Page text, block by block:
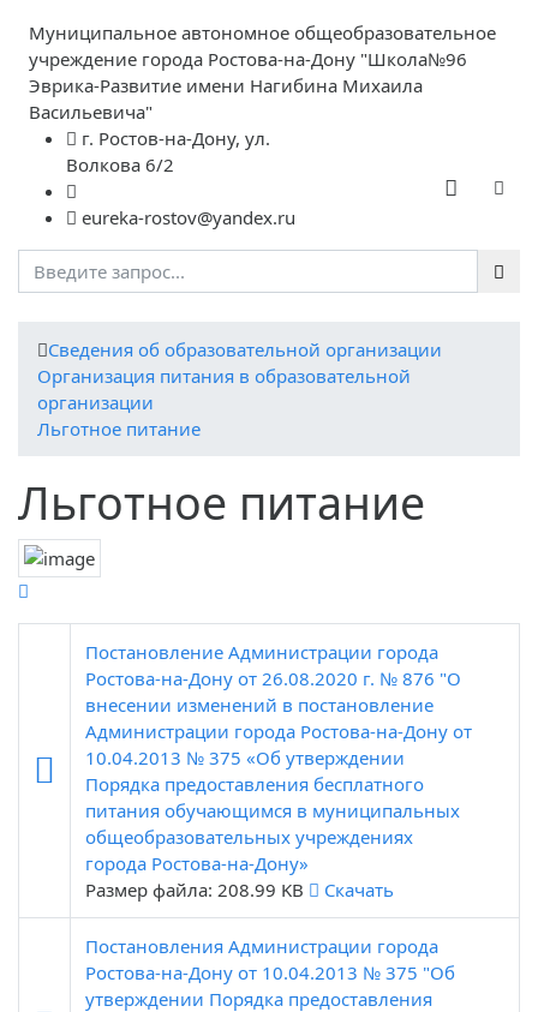
Муниципальное автономное общеобразовательное
учреждение города Ростова-на-Дону "Школа№96
Эврика-Развитие имени Нагибина Михаила
Васильевича"
г. Ростов-на-Дону, ул.
Волкова 6/2
eureka-rostov@yandex.ru
Cведения об образовательной организации
Организация питания в образовательной
организации
Льготное питание
Льготное питание
Постановление Администрации города
Ростова-на-Дону от 26.08.2020 г. № 876 "О
внесении изменений в постановление
Администрации города Ростова-на-Дону от
10.04.2013 № 375 «Об утверждении
Порядка предоставления бесплатного
питания обучающимся в муниципальных
общеобразовательных учреждениях
города Ростова-на-Дону»
Размер файла: 208.99 KB
Скачать
Постановления Администрации города
Ростова-на-Дону от 10.04.2013 № 375 "Об
утверждении Порядка предоставления